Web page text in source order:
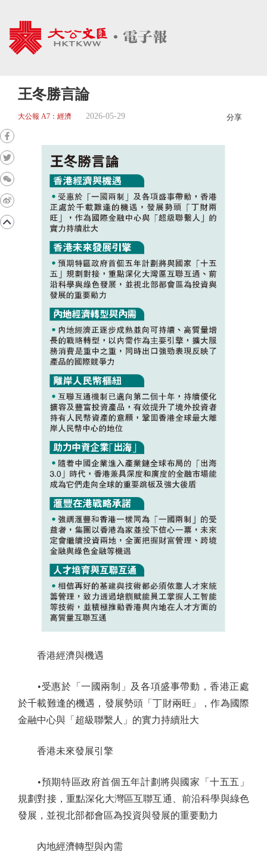
王冬勝言論
大公報 A7：經濟 2026-05-29 分享
香港經濟與機遇
•受惠於「一國兩制」及各項盛事帶動，香港正處
於千載難逢的機遇，發展勢頭「丁財兩旺」，作為國際
金融中心與「超級聯繫人」的實力持續壯大
香港未來發展引擎
•預期特區政府首個五年計劃將與國家「十五五」
規劃對接，重點深化大灣區互聯互通、前沿科學與綠色
發展，並視北部都會區為投資與發展的重要動力
內地經濟轉型與內需